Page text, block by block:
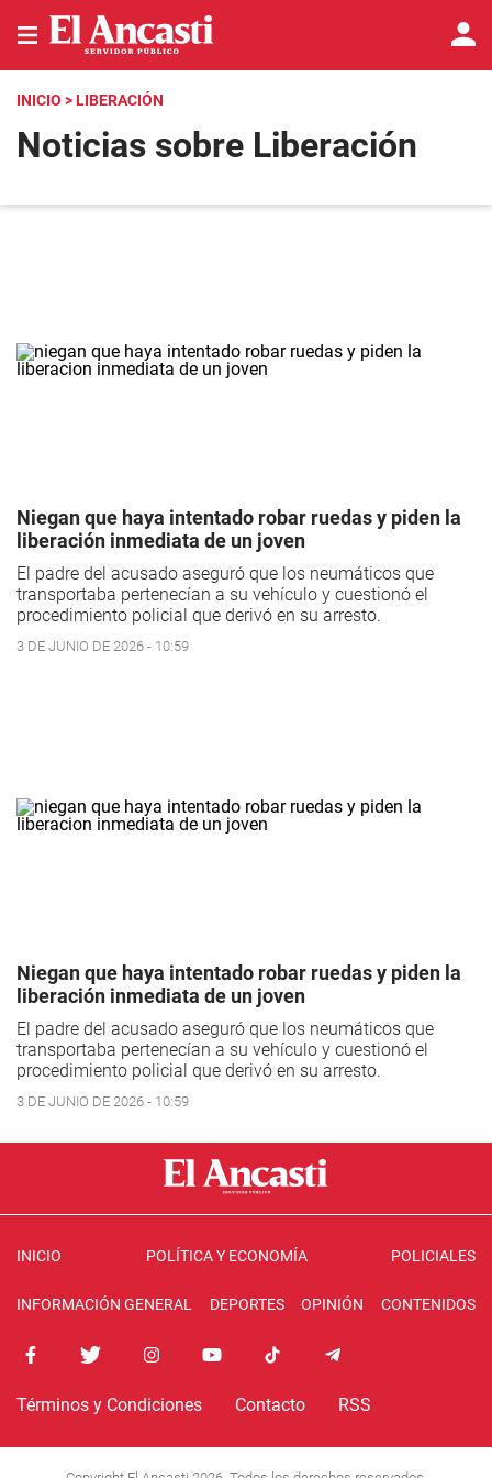
INICIO > LIBERACIÓN
Noticias sobre Liberación
Niegan que haya intentado robar ruedas y piden la
liberación inmediata de un joven
El padre del acusado aseguró que los neumáticos que
transportaba pertenecían a su vehículo y cuestionó el
procedimiento policial que derivó en su arresto.
3 DE JUNIO DE 2026 - 10:59
Niegan que haya intentado robar ruedas y piden la
liberación inmediata de un joven
El padre del acusado aseguró que los neumáticos que
transportaba pertenecían a su vehículo y cuestionó el
procedimiento policial que derivó en su arresto.
3 DE JUNIO DE 2026 - 10:59
INICIO POLÍTICA Y ECONOMÍA POLICIALES
INFORMACIÓN GENERAL DEPORTES OPINIÓN CONTENIDOS
Términos y Condiciones Contacto RSS